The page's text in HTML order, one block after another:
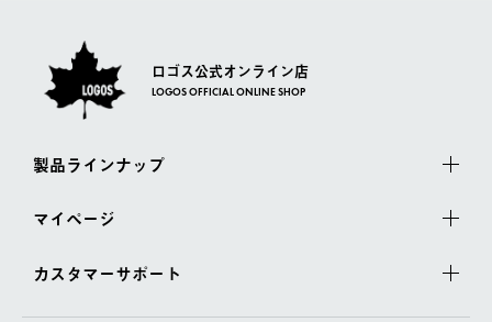
ロゴス公式オンライン店
LOGOS OFFICIAL ONLINE SHOP
製品ラインナップ
マイページ
カスタマーサポート